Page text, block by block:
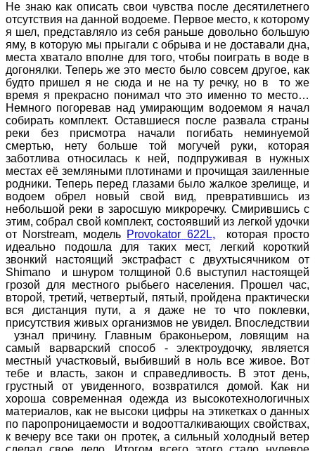
Не знаю как описать свои чувства после десятилетнего
отсутствия на данной водоеме. Первое место, к которому
я шел, представляло из себя раньше довольно большую
яму, в которую мы прыгали с обрыва и не доставали дна,
места хватало вполне для того, чтобы поиграть в воде в
догонялки. Теперь же это место было совсем другое, как
будто пришел я не сюда и не на ту речку, но в то же
время я прекрасно понимал что это именно то место…
Немного погоревав над умирающим водоемом я начал
собирать комплект. Оставшиеся после развала страны
реки без присмотра начали погибать неминуемой
смертью, нету больше той могучей руки, которая
заботлива относилась к ней, подпруживая в нужных
местах её земляными плотинами и прочищая заиленные
родники. Теперь перед глазами было жалкое зрелище, и
водоем обрел новый свой вид, превратившись из
небольшой реки в заросшую микроречку. Смирившись с
этим, собрал свой комплект, состоявший из легкой удочки
от Norstream, модель Provokator 622 L,
которая просто
идеально подошла для таких мест, легкий короткий
звонкий настоящий экстрафаст с двухтысячником от
Shimano
и шнуром толщиной 0.6 выступил настоящей
грозой для местного рыбьего населения. Прошел час,
второй, третий, четвертый, пятый, пройдена практически
вся дистанция пути, а я даже не то что поклевки,
присутствия живых организмов не увидел. Впоследствии
узнал причину. Главным браконьером, ловящим на
самый варварский способ - электроудочку, является
местный участковый, выбивший в ноль все живое. Вот
тебе и власть, закон и справедливость. В этот день,
грустный от увиденного, возвратился домой. Как ни
хороша современная одежда из высокотехнологичных
материалов, как не высоки цифры на этикетках о данных
по паропроницаемости и водоотталкивающих свойствах,
к вечеру все таки он протек, а сильный холодный ветер